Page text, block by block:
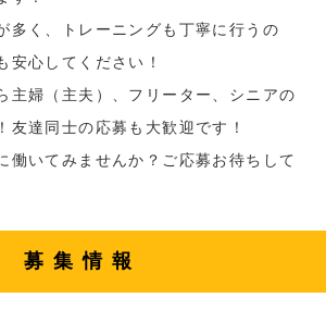
多く、トレーニングも丁寧に行うの
安心してください！
主婦（主夫）、フリーター、シニアの
友達同士の応募も大歓迎です！
働いてみませんか？ご応募お待ちして
募集情報